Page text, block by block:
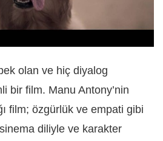
olan ve hiç diyalog
bir film. Manu Antony’nin
film; özgürlük ve empati gibi
diliyle ve karakter